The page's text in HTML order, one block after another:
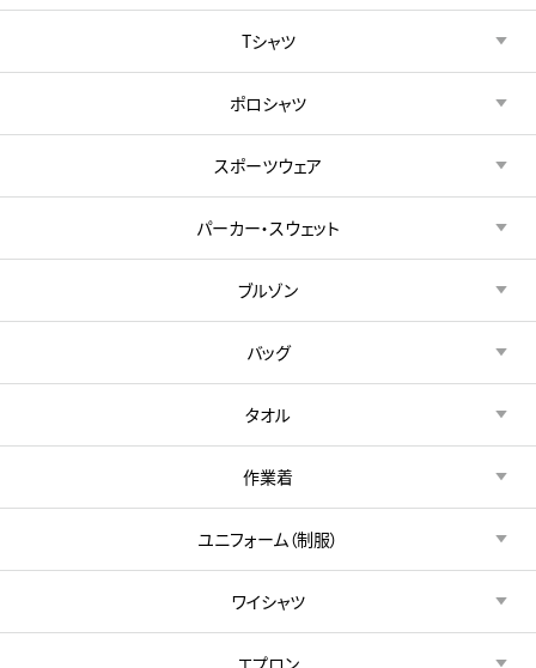
Tシャツ
ポロシャツ
スポーツウェア
パーカー・スウェット
ブルゾン
バッグ
タオル
作業着
ユニフォーム（制服）
ワイシャツ
エプロン